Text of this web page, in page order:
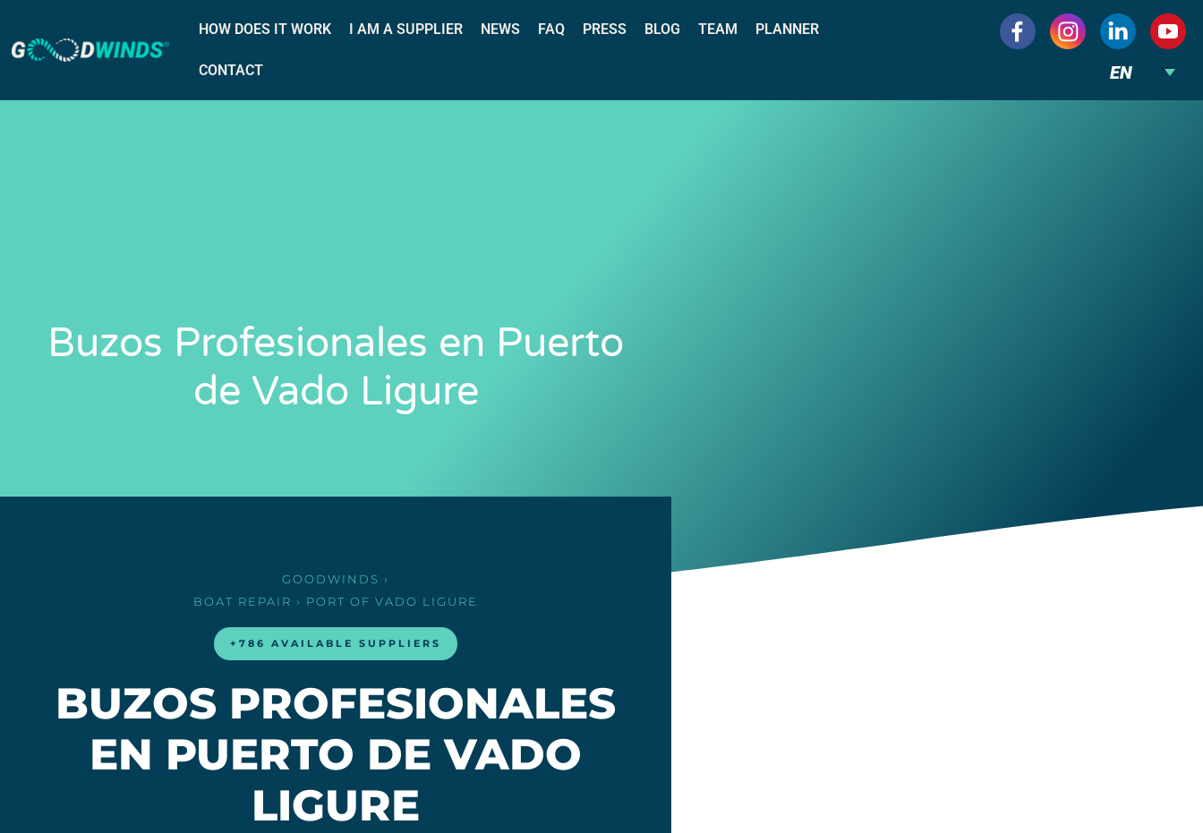
HOW DOES IT WORK I AM A SUPPLIER NEWS FAQ PRESS BLOG TEAM PLANNER
CONTACT EN
Buzos Profesionales en Puerto
de Vado Ligure
GOODWINDS ›
BOAT REPAIR › PORT OF VADO LIGURE
+786 AVAILABLE SUPPLIERS
BUZOS PROFESIONALES
EN PUERTO DE VADO
LIGURE